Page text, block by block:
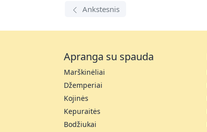
Ankstesnis
Apranga su spauda
Marškinėliai
Džemperiai
Kojinės
Kepuraitės
Bodžiukai